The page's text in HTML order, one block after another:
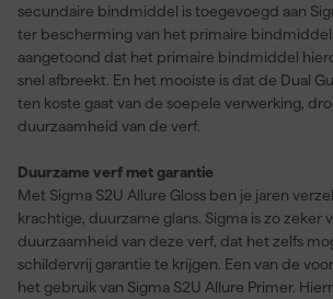
secundaire bindmiddel is toegevoegd aan
ter bescherming van het primaire
aangetoond dat het primaire bindmiddel
snel afbreekt. En het mooiste is dat de Dual
ten koste gaat van de soepele verwerking,
duurzaamheid van de verf.
Duurzame verf met garantie
Met Sigma S2U Allure Gloss ben je jaren
krachtige, duurzame glans. Sigma is zo zeker
duurzaamheid van deze verf, dat het zelfs
schildervrij garantie te krijgen. Een van de
het gebruik van Sigma S2U Allure Primer.